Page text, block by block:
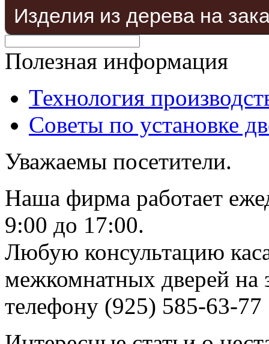
Изделия из дерева на
Полезная информация
Технология
Советы по установке
Уважаемы посетители.
Наша фирма работает
9:00 до 17:00.
Любую консультацию
межкомнатных дверей на
телефону (925) 585-63-77